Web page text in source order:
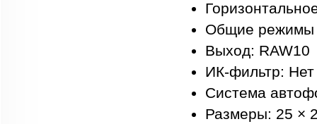
Общие режимы
Выход: RAW10
ИК-фильтр: Нет
Система
Размеры: 25 ×